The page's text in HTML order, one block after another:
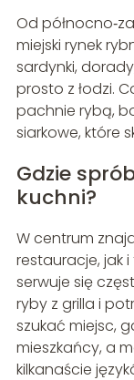
Od
miejski rynek
sardynki,
prosto z łodzi.
pachnie rybą,
siarkowe, które
Gdzie
kuchni?
W centrum
restauracje, jak
serwuje się
ryby z grilla i
szukać miejsc,
mieszkańcy, a
kilkanaście